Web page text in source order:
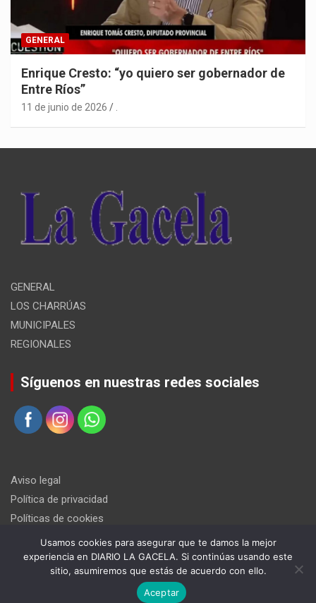
GENERAL
Enrique Cresto: “yo quiero ser gobernador de
Entre Ríos”
11 de junio de 2026 .
GENERAL
LOS CHARRÚAS
MUNICIPALES
REGIONALES
Síguenos en nuestras redes sociales
Aviso legal
Política de privacidad
Políticas de cookies
Usamos cookies para asegurar que te damos la mejor
experiencia en DIARIO LA GACELA. Si continúas usando este
sitio, asumiremos que estás de acuerdo con ello.
Aceptar